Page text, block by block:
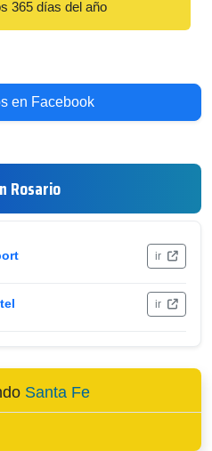
365 días del año
en Facebook
Rosario
ir
ir
Santa Fe